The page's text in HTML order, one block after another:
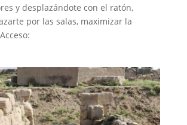
y desplazándote con el ratón,
por las salas, maximizar la